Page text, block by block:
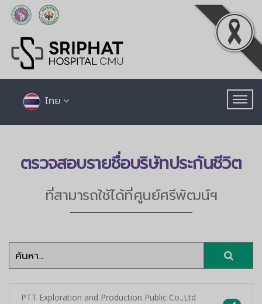
ไทย
ตรวจสอบรายชื่อบริษัทประกันชีวิต
ที่สามารถใช้ได้ที่ศูนย์ศรีพัฒน์ฯ
PTT Exploration and Production Public Co.,Ltd